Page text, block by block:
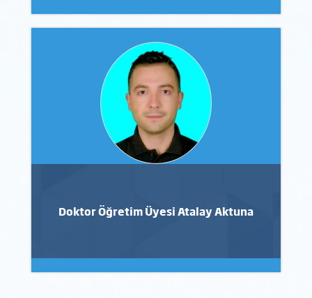
Doktor Öğretim Üyesi Atalay Aktuna